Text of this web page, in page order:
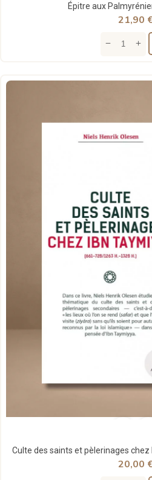
Épitre aux
21,90
20,00